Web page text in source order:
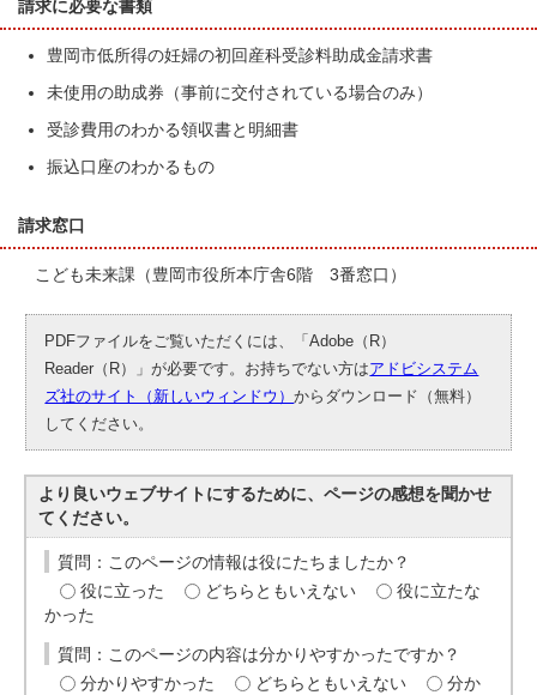
請求に必要な書類
豊岡市低所得の妊婦の初回産科受診料助成金請求書
未使用の助成券（事前に交付されている場合のみ）
受診費用のわかる領収書と明細書
振込口座のわかるもの
請求窓口
こども未来課（豊岡市役所本庁舎6階 3番窓口）
PDFファイルをご覧いただくには、「Adobe（R）
Reader（R）」が必要です。お持ちでない方はアドビシステム
ズ社のサイト（新しいウィンドウ）からダウンロード（無料）
してください。
より良いウェブサイトにするために、ページの感想を聞かせ
てください。
質問：このページの情報は役にたちましたか？
役に立った
どちらともいえない
役に立たな
かった
質問：このページの内容は分かりやすかったですか？
分かりやすかった
どちらともいえない
分か